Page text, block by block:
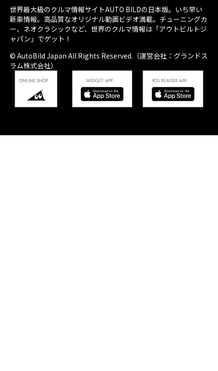
世界最大級のクルマ情報サイトAUTO BILDの日本版。いち早い
新車情報。高品質なオリジナル動画ビデオ満載。チューニングカ
ー、ネオクラシックなど、世界のクルマ情報は「アウトビルトジ
ャパン」でゲット！
© AutoBild Japan All Rights Reserved.（運営会社：グランドス
ラム株式会社）